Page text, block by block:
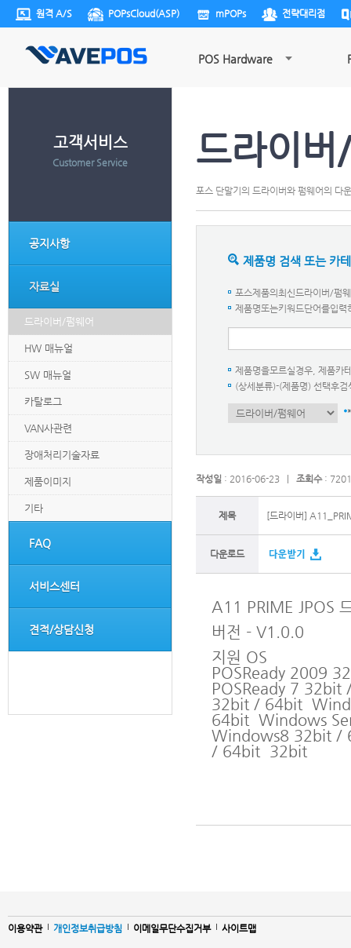
원격 A/S POPsCloud(ASP) mPOPs 전략대리점
POS Hardware
고객서비스
Customer Service
공지사항
자료실
드라이버/펌웨어
HW 매뉴얼
SW 매뉴얼
카탈로그
VAN사관련
장애처리기술자료
제품이미지
기타
FAQ
서비스센터
견적/상담신청
드라이버
포스 단말기의 드라이버와 펌웨어의 다
제품명 검색 또는 카
포스제품의최신드라이버/펌
제품명또는키워드단어를입
제품명을모르실경우, 제품카
(상세분류)-(제품명) 선택후
작성일 : 2016-06-23 | 조회수: 7201
제목 [드라이버]
다운로드
A11 PRIME JPOS
버전 - V1.0.0
지원 OS
POSReady 2009
POSReady 7
32bit / 64bit
64bit Windows
Windows8 32bit /
/ 64bit 32bit
이용약관 개인정보취급방침 이메일무단수집거부 사이트맵